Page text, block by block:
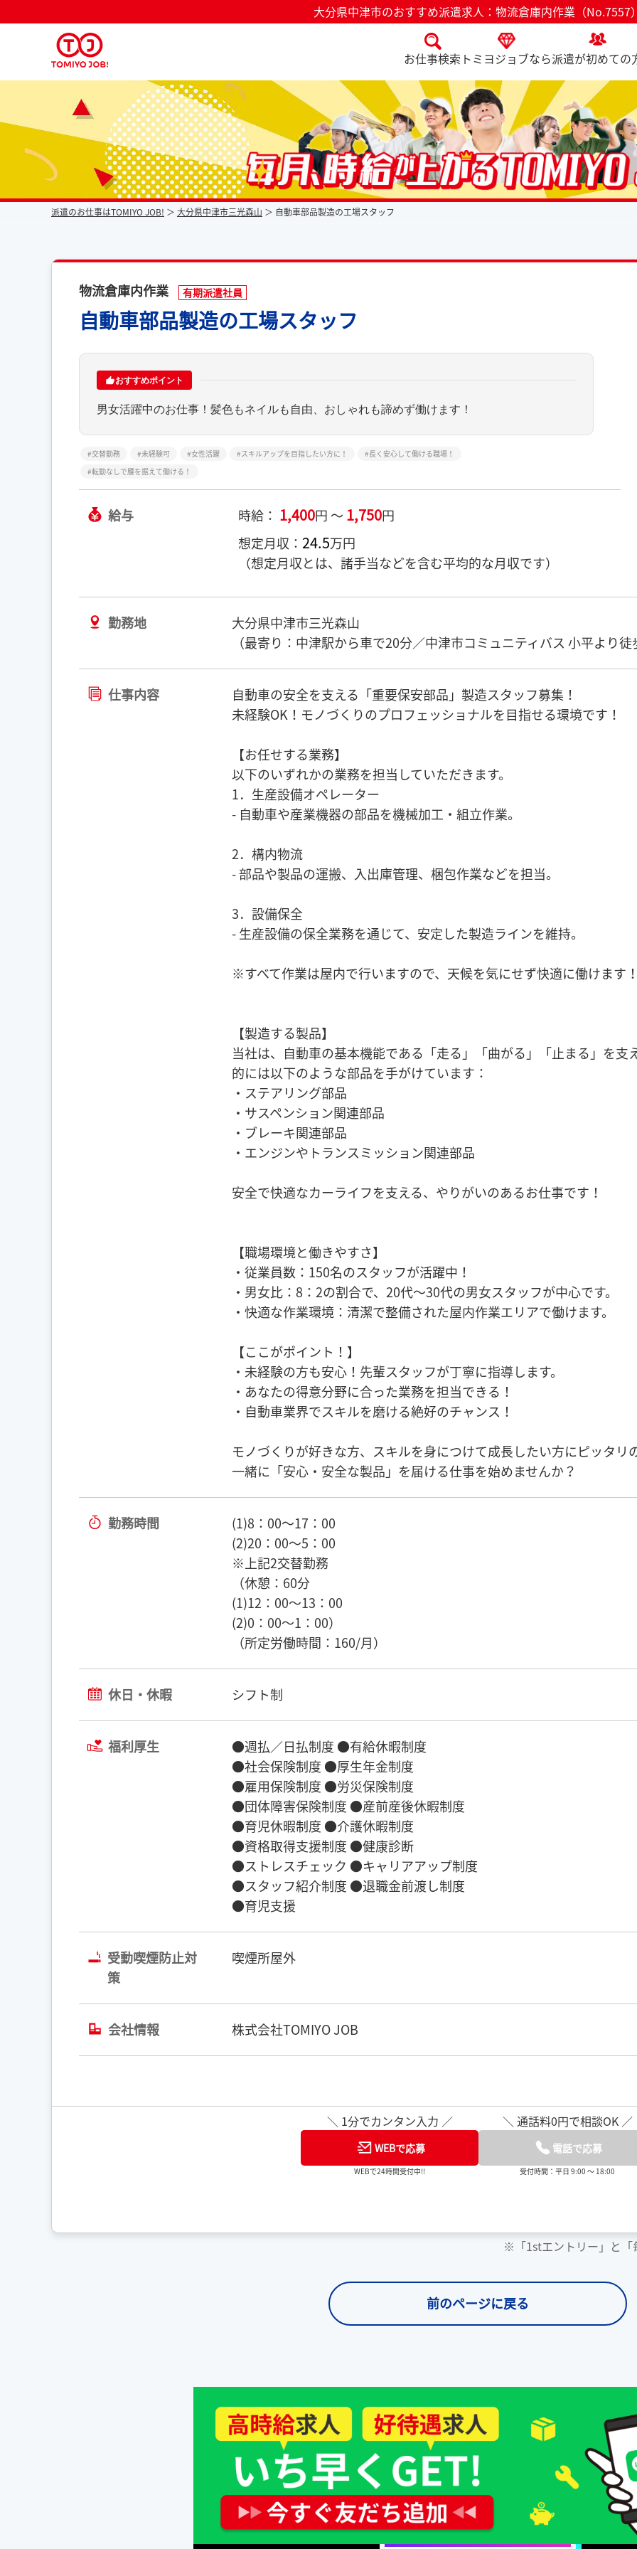
大分県中津市のおすすめ派遣求人：物流倉庫内作業（No.7557
お仕事検索 トミヨジョブなら派遣が初めての
派遣なら毎月時給が上がるトミヨジョブ
派遣のお仕事はTOMIYO JOB! 大分県中津市三光森山 自動車部品製造の工場スタッフ
物流倉庫内作業 有期派遣社員
自動車部品製造の工場スタッフ
おすすめポイント
男女活躍中のお仕事！髪色もネイルも自由、おしゃれも諦めず働けます！
交替勤務 未経験可 女性活躍 スキルアップを目指したい方に！
長く安心して働ける職場！
転勤なしで腰を据えて働ける！
給与 時給： 1,400円 ～ 1,750円
想定月収： 24.5万円
（想定月収とは、諸手当などを含む平均的な月収です）
勤務地
大分県中津市三光森山
（最寄り：中津駅から車で20分／中津市コミュニティバス 小平より
仕事内容
自動車の安全を支える「重要保安部品」製造スタッフ募集！
未経験OK！モノづくりのプロフェッショナルを目指せる環境です！
【お任せする業務】
以下のいずれかの業務を担当していただきます。
1．生産設備オペレーター
- 自動車や産業機器の部品を機械加工・組立作業。
2．構内物流
- 部品や製品の運搬、入出庫管理、梱包作業などを担当。
3．設備保全
- 生産設備の保全業務を通じて、安定した製造ラインを維持。
※すべて作業は屋内で行いますので、天候を気にせず快適に働けます
【製造する製品】
当社は、自動車の基本機能である「走る」「曲がる」「止まる」を支
的には以下のような部品を手がけています：
・ステアリング部品
・サスペンション関連部品
・ブレーキ関連部品
・エンジンやトランスミッション関連部品
安全で快適なカーライフを支える、やりがいのあるお仕事です！
【職場環境と働きやすさ】
・従業員数：150名のスタッフが活躍中！
・男女比：8：2の割合で、20代〜30代の男女スタッフが中心です。
・快適な作業環境：清潔で整備された屋内作業エリアで働けます。
【ここがポイント！】
・未経験の方も安心！先輩スタッフが丁寧に指導します。
・あなたの得意分野に合った業務を担当できる！
・自動車業界でスキルを磨ける絶好のチャンス！
モノづくりが好きな方、スキルを身につけて成長したい方にピッタリ
一緒に「安心・安全な製品」を届ける仕事を始めませんか？
勤務時間
(1)8：00〜17：00
(2)20：00〜5：00
※上記2交替勤務
（休憩：60分
(1)12：00〜13：00
(2)0：00〜1：00）
（所定労働時間：160/月）
休日・休暇 シフト制
福利厚生
●週払／日払制度 ●有給休暇制度
●社会保険制度 ●厚生年金制度
●雇用保険制度 ●労災保険制度
●団体障害保険制度 ●産前産後休暇制度
●育児休暇制度 ●介護休暇制度
●資格取得支援制度 ●健康診断
●ストレスチェック ●キャリアアップ制度
●スタッフ紹介制度 ●退職金前渡し制度
●育児支援
受動喫煙防止対
策
喫煙所屋外
会社情報 株式会社TOMIYO JOB
＼ 1分でカンタン入力 ／
WEBで応募
WEBで24時間受付中!!
＼ 通話料0円で相談OK ／
電話で応募
受付時間：平日 9:00 ～ 18:00
※「1stエントリー」と「
前のページに戻る